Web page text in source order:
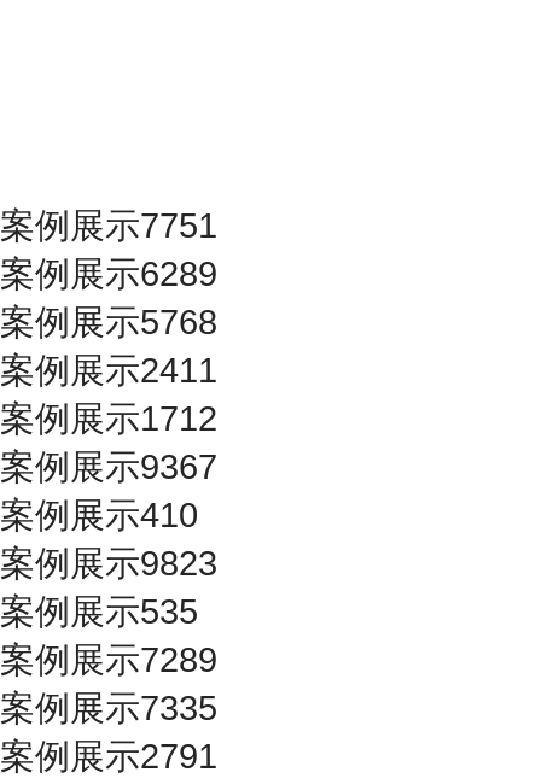
案例展示7751
案例展示6289
案例展示5768
案例展示2411
案例展示1712
案例展示9367
案例展示410
案例展示9823
案例展示535
案例展示7289
案例展示7335
案例展示2791